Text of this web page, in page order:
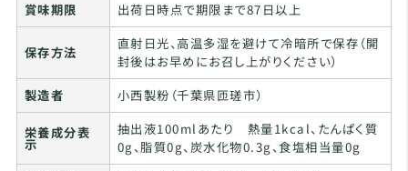
賞味期限
出荷日時点で期限まで87日以上
保存方法
直射日光、高温多湿を避けて冷暗所で保存（開
封後はお早めにお召し上がりください）
製造者
小西製粉（千葉県匝瑳市）
栄養成分表
示
抽出液100mlあたり 熱量1kcal、たんぱく質
0g、脂質0g、炭水化物0.3g、食塩相当量0g